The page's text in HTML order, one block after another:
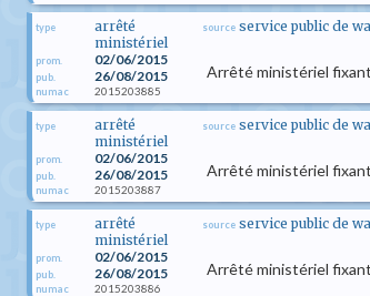
type
arrêté
ministériel
prom. 02/06/2015
pub. 26/08/2015
numac 2015203885
source service public de
Arrêté ministériel
type
arrêté
ministériel
prom. 02/06/2015
pub. 26/08/2015
numac 2015203887
source service public de
Arrêté ministériel
type
arrêté
ministériel
prom. 02/06/2015
pub. 26/08/2015
numac 2015203886
source service public de
Arrêté ministériel